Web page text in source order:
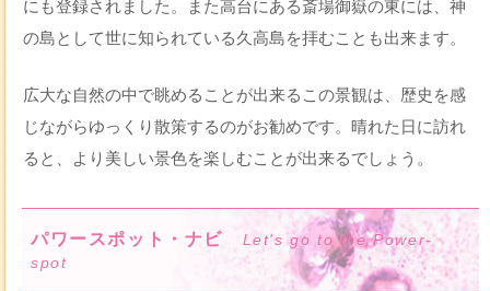
にも登録されました。また高台にある斎場御嶽の東には、神
の島として世に知られている久高島を拝むことも出来ます。
広大な自然の中で眺めることが出来るこの景観は、歴史を感
じながらゆっくり散策するのがお勧めです。晴れた日に訪れ
ると、より美しい景色を楽しむことが出来るでしょう。
パワースポット・ナビ
Let's go to the Power-
spot